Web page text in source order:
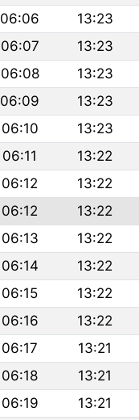
06:06 13:23
06:07 13:23
06:08 13:23
06:09 13:23
06:10 13:23
06:11 13:22
06:12 13:22
06:12 13:22
06:13 13:22
06:14 13:22
06:15 13:22
06:16 13:22
06:17 13:21
06:18 13:21
06:19 13:21